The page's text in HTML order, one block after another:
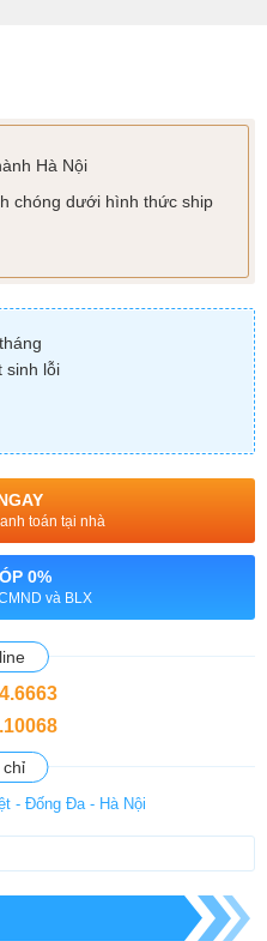
Hà Nội
chóng dưới hình thức ship
sinh lỗi
toán tại nhà
0%
và BLX
- Đống Đa - Hà Nội